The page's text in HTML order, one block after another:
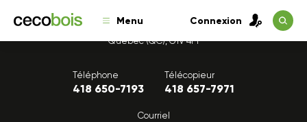
Menu Connexion
1175, avenue Lavigerie, Bureau 200
Québec (QC), G1V 4P1
Téléphone
418 650-7193
Télécopieur
418 657-7971
Courriel